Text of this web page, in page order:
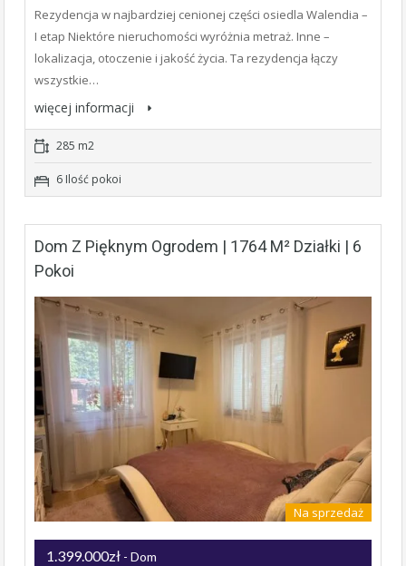
Rezydencja w najbardziej cenionej części osiedla Walendia –
I etap Niektóre nieruchomości wyróżnia metraż. Inne –
lokalizacja, otoczenie i jakość życia. Ta rezydencja łączy
wszystkie…
więcej informacji
285 m2
6 Ilość pokoi
Dom Z Pięknym Ogrodem | 1764 M² Działki | 6
Pokoi
Na sprzedaż
1.399.000zł - Dom